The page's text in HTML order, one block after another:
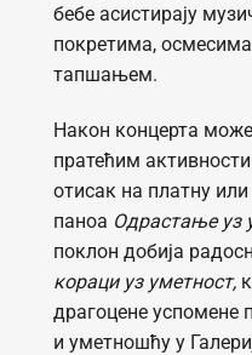
бебе асистирају
покретима,
тапшањем.
Након концерта
пратећим
отисак на платну
паноа Одрастање уз
поклон добија
кораци уз уметност,
драгоцене успомене
и уметношћу у